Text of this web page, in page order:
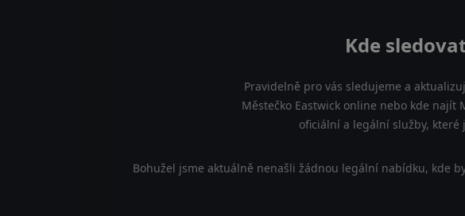
Kde
Pravidelně pro vás sledujeme a
Městečko Eastwick online nebo kde najít
oficiální a legální služby,
Bohužel jsme aktuálně nenašli žádnou legální nabídku, kde